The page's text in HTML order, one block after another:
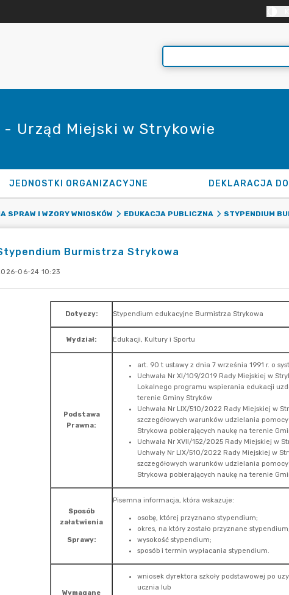
Urząd Miejski w Strykowie
JEDNOSTKI ORGANIZACYJNE DEKLARACJA
SPRAW I WZORY WNIOSKÓW EDUKACJA PUBLICZNA STYPENDIUM
Burmistrza Strykowa
06-24 10:23